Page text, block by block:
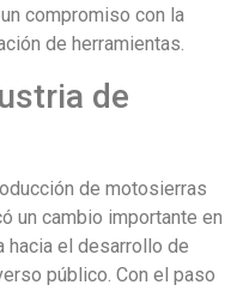
compromiso con la
de herramientas.
de
de motosierras
un cambio importante en
hacia el desarrollo de
público. Con el paso